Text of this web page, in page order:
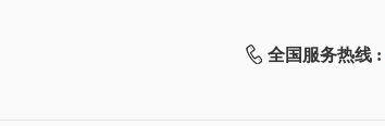
全国服务热线 :